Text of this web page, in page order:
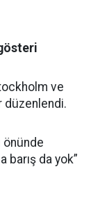
ve
düzenlendi.
da yok”